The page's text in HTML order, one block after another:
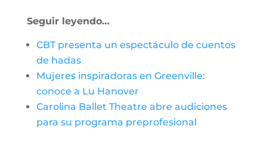
Seguir leyendo…
CBT presenta un espectáculo de cuentos
de hadas
Mujeres inspiradoras en Greenville:
conoce a Lu Hanover
Carolina Ballet Theatre abre audiciones
para su programa preprofesional